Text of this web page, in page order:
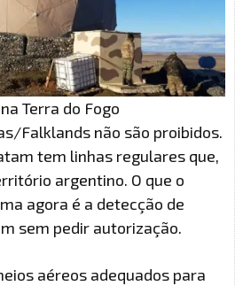
Terra do Fogo
Falklands não são proibidos.
tem linhas regulares que,
argentino. O que o
agora é a detecção de
sem pedir autorização.
aéreos adequados para